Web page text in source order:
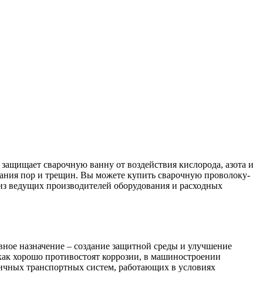
сварочную ванну от воздействия кислорода, азота и
пор и трещин. Вы можете купить сварочную проволоку-
производителей оборудования и расходных
назначение – создание защитной среды и улучшение
хорошо противостоят коррозии, в машиностроении
транспортных систем, работающих в условиях